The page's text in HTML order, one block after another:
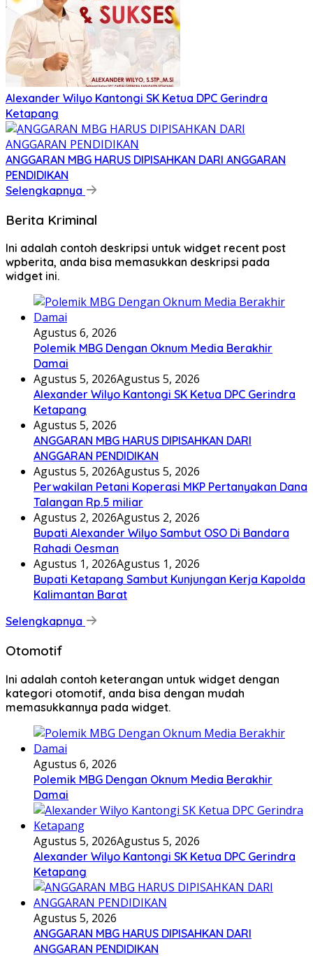
Alexander Wilyo Kantongi SK Ketua DPC Gerindra
Ketapang
ANGGARAN MBG HARUS DIPISAHKAN DARI ANGGARAN
PENDIDIKAN
Selengkapnya
Berita Kriminal
Ini adalah contoh deskripsi untuk widget recent post
wpberita, anda bisa memasukkan deskripsi pada
widget ini.
Agustus 6, 2026
Polemik MBG Dengan Oknum Media Berakhir
Damai
Agustus 5, 2026Agustus 5, 2026
Alexander Wilyo Kantongi SK Ketua DPC Gerindra
Ketapang
Agustus 5, 2026
ANGGARAN MBG HARUS DIPISAHKAN DARI
ANGGARAN PENDIDIKAN
Agustus 5, 2026Agustus 5, 2026
Perwakilan Petani Koperasi MKP Pertanyakan Dana
Talangan Rp.5 miliar
Agustus 2, 2026Agustus 2, 2026
Bupati Alexander Wilyo Sambut OSO Di Bandara
Rahadi Oesman
Agustus 1, 2026Agustus 1, 2026
Bupati Ketapang Sambut Kunjungan Kerja Kapolda
Kalimantan Barat
Selengkapnya
Otomotif
Ini adalah contoh keterangan untuk widget dengan
kategori otomotif, anda bisa dengan mudah
memasukkannya pada widget.
Agustus 6, 2026
Polemik MBG Dengan Oknum Media Berakhir
Damai
Agustus 5, 2026Agustus 5, 2026
Alexander Wilyo Kantongi SK Ketua DPC Gerindra
Ketapang
Agustus 5, 2026
ANGGARAN MBG HARUS DIPISAHKAN DARI
ANGGARAN PENDIDIKAN